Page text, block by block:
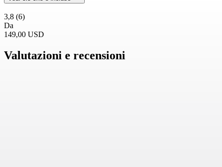
3,8 (6)
Da
149,00 USD
Valutazioni e recensioni